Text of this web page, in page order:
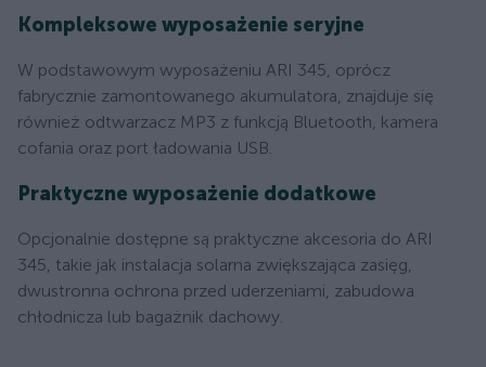
Kompleksowe wyposażenie seryjne
W podstawowym wyposażeniu ARI 345, oprócz
fabrycznie zamontowanego akumulatora, znajduje się
również odtwarzacz MP3 z funkcją Bluetooth, kamera
cofania oraz port ładowania USB.
Praktyczne wyposażenie dodatkowe
Opcjonalnie dostępne są praktyczne akcesoria do ARI
345, takie jak instalacja solarna zwiększająca zasięg,
dwustronna ochrona przed uderzeniami, zabudowa
chłodnicza lub bagażnik dachowy.